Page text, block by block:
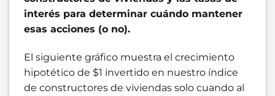
interés para determinar cuándo mantener
esas acciones (o no).
El siguiente gráfico muestra el crecimiento
hipotético de $1 invertido en nuestro índice
de constructores de viviendas solo cuando al